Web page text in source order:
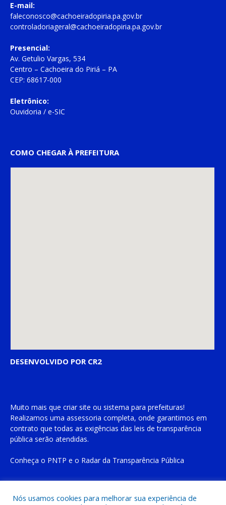
E-mail:
faleconosco@cachoeiradopiria.pa.gov.br
controladoriageral@cachoeiradopiria.pa.gov.br
Presencial:
Av. Getulio Vargas, 534
Centro – Cachoeira do Piriá – PA
CEP: 68617-000
Eletrônico:
Ouvidoria / e-SIC
COMO CHEGAR À PREFEITURA
DESENVOLVIDO POR CR2
Muito mais que criar site ou sistema para prefeituras!
Realizamos uma assessoria completa, onde garantimos em
contrato que todas as exigências das leis de transparência
pública serão atendidas.
Conheça o PNTP e o Radar da Transparência Pública
Nós usamos cookies para melhorar sua experiência de